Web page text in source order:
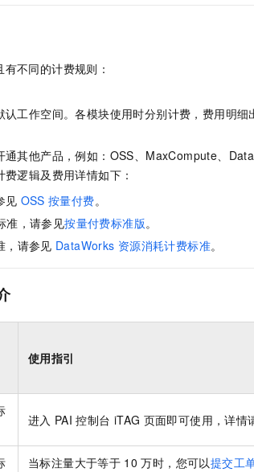
不同的计费规则：
认工作空间。各模块使用时分别计费，费用明细
通其他产品，例如：OSS、MaxCompute、
费逻辑及费用详情如下：
见 OSS 按量付费。
准，请参见按量付费标准版。
，请参见 DataWorks 资源消耗计费标准。
使用指引
进入 PAI 控制台 iTAG 页面即可使用，详情
当标注量大于等于 10 万时，您可以提交工
1M上下文，专为长程任务能力而生
AI 应用构建
大模型服务平台百炼-应用模版
丰富多元化的应用模版和解决方案
10分钟微调：让0.6B模型媲美235B模型
用1%尺寸在特定领域达到大模型90%以上效果
多模
容器服务 Kubernetes 版 ACK
万小智 AI 建站低至 15元/月
Night Plan 支持 Qwen 3.8-Max AI 办
快递物流查询
企业应用
ERP
OA 办公系统
财税管理
服务
云工
科研